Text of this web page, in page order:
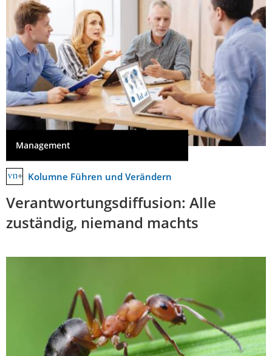
Management
Kolumne Führen und Verändern
Verantwortungsdiffusion: Alle
zuständig, niemand machts